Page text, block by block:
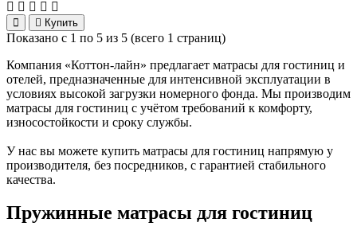
Купить
Показано с 1 по 5 из 5 (всего 1 страниц)
Компания «Коттон-лайн» предлагает матрасы для гостиниц и
отелей, предназначенные для интенсивной эксплуатации в
условиях высокой загрузки номерного фонда. Мы производим
матрасы для гостиниц с учётом требований к комфорту,
износостойкости и сроку службы.
У нас вы можете купить матрасы для гостиниц напрямую у
производителя, без посредников, с гарантией стабильного
качества.
Пружинные матрасы для гостиниц